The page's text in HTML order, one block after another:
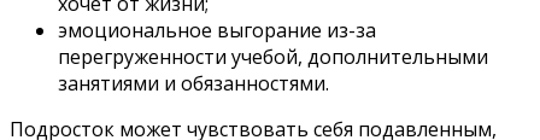
эмоциональное выгорание из-за
перегруженности учебой, дополнительными
занятиями и обязанностями.
Подросток может чувствовать себя подавленным,